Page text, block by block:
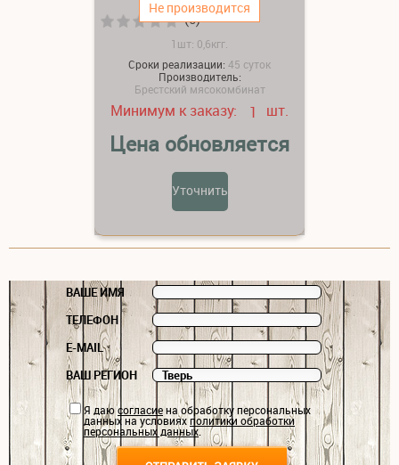
Не производится
(0)
1шт: 0,6кгг.
Сроки реализации: 45 суток
Производитель:
Брестский мясокомбинат
Минимум к заказу: 1 шт.
Цена обновляется
Уточнить
ВАШЕ ИМЯ
ТЕЛЕФОН
E-MAIL
ВАШ РЕГИОН
Я даюсогласиена обработку персональных
данных на условияхполитики обработки
персональных данных.